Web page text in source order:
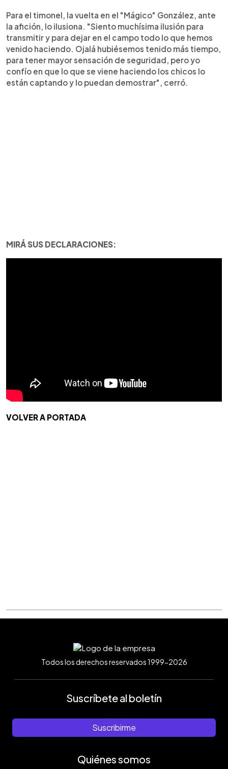
Para el timonel, la vuelta en el "Mágico" González, ante
la afición, lo ilusiona. "Siento muchísima ilusión para
transmitir y para dejar en el campo todo lo que hemos
venido haciendo. Ojalá hubiésemos tenido más tiempo,
para tener mayor sensación de seguridad, pero yo
confío en que lo que se viene haciendo los chicos lo
están captando y lo puedan demostrar", cerró.
MIRÁ SUS DECLARACIONES:
VOLVER A PORTADA
Todos los derechos reservados 1999-2026
Suscríbete al boletín
Suscribirme
Quiénes somos